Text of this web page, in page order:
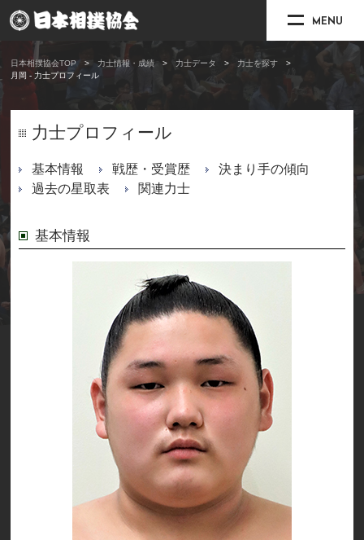
MENU
日本相撲協会TOP 力士情報・成績 力士データ
力士を探す
月岡 - 力士プロフィール
力士プロフィール
基本情報 戦歴・受賞歴
決まり手の傾向
過去の星取表
関連力士
基本情報